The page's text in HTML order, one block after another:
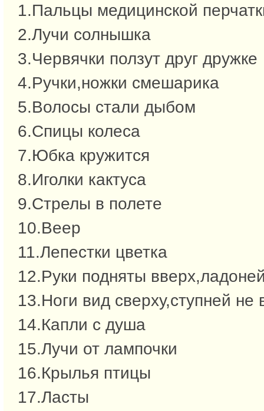
1.Пальцы медицинской
2.Лучи солнышка
3.Червячки ползут друг дружке
4.Ручки,ножки смешарика
5.Волосы стали дыбом
6.Спицы колеса
7.Юбка кружится
8.Иголки кактуса
9.Стрелы в полете
10.Веер
11.Лепестки цветка
12.Руки подняты
13.Ноги вид сверху,ступней не
14.Капли с душа
15.Лучи от лампочки
16.Крылья птицы
17.Ласты